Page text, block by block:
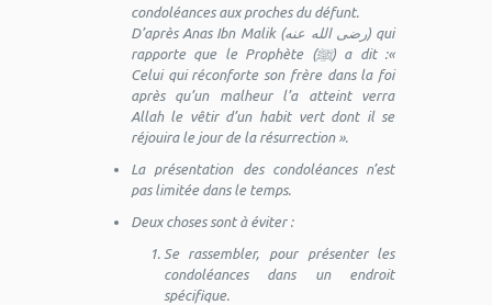
condoléances aux proches du défunt.
D’après Anas Ibn Malik (رضى الله عنه) qui
rapporte que le Prophète (ﷺ) a dit :«
Celui qui réconforte son frère dans la foi
après qu’un malheur l’a atteint verra
Allah le vêtir d’un habit vert dont il se
réjouira le jour de la résurrection ».
La présentation des condoléances n’est
pas limitée dans le temps.
Deux choses sont à éviter :
Se rassembler, pour présenter les
condoléances dans un endroit
spécifique.